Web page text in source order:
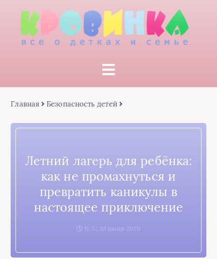
Главная Безопасность детей
Летний лагерь для ребёнка:
как не промахнуться и
превратить каникулы в
настоящее приключение
11:57, 10 июня 2026